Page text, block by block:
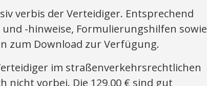
verbis der Verteidiger. Entsprechend
-hinweise, Formulierungshilfen sowie
zum Download zur Verfügung.
im straßenverkehrsrechtlichen
nicht vorbei. Die 129,00 € sind gut